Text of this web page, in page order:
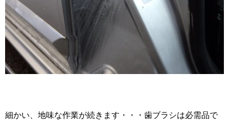
細かい、地味な作業が続きます・・・歯ブラシは必需品で